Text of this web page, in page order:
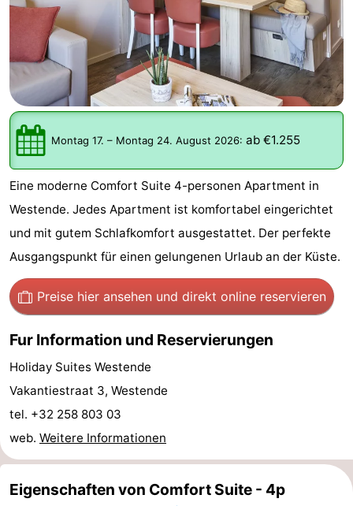
Westende
Nieuwpoort
-
Oostduinkerke
aan
zee
-
Westende
Hotels
Zimmer
Frühstück)
Strand
&
tun
-
Museen
-
Denkmäler
Kirchen
-
Aussichtspunkte
Attraktionen
-
Montag 17. – Montag 24. August 2026: ab €1.255
Eine moderne Comfort Suite 4-personen Apartment in
Westende. Jedes Apartment ist komfortabel eingerichtet
und mit gutem Schlafkomfort ausgestattet. Der perfekte
Ausgangspunkt für einen gelungenen Urlaub an der Küste.
Preise hier ansehen und direkt online reservieren
Fur Information und Reservierungen
Holiday Suites Westende
Vakantiestraat 3, Westende
tel. +32 258 803 03
web. Weitere Informationen
Eigenschaften von Comfort Suite - 4p